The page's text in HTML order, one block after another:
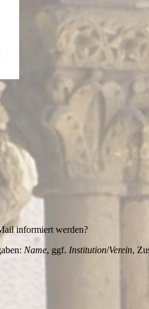
informiert werden?
Name, ggf. Institution/Verein,